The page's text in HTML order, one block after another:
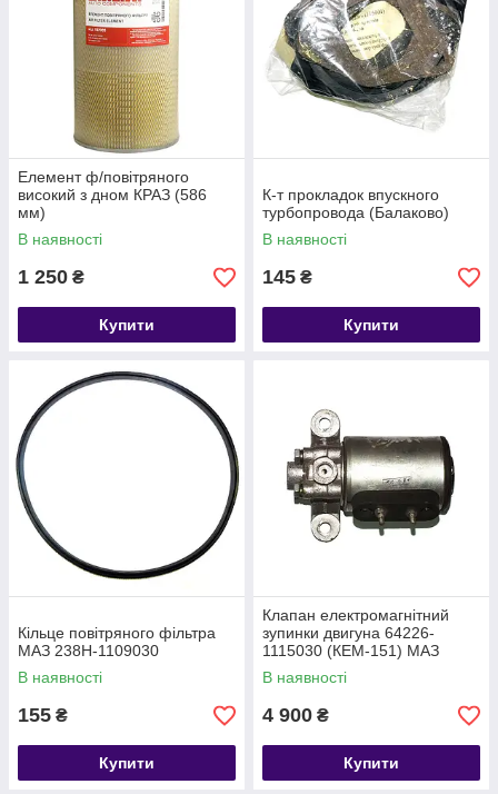
Елемент ф/повітряного
високий з дном КРАЗ (586
мм)
В наявності
1 250 ₴
Купити
К-т прокладок впускного
турбопровода (Балаково)
В наявності
145 ₴
Купити
Кільце повітряного фільтра
МАЗ 238Н-1109030
В наявності
155 ₴
Купити
Клапан електромагнітний
зупинки двигуна 64226-
1115030 (КЕМ-151) МАЗ
В наявності
4 900 ₴
Купити